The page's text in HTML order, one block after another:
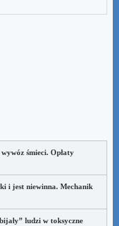
śmieci. Opłaty
i jest niewinna. Mechanik
ludzi w toksyczne